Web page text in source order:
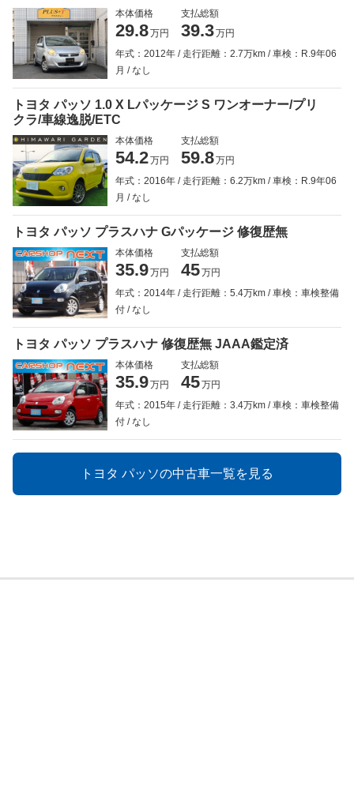
本体価格
29.8万円
支払総額
39.3万円
年式：2012年
走行距離：2.7万km
車検：R.9年06
月
なし
トヨタ パッソ 1.0 X Lパッケージ S ワンオーナー/プリ
クラ/車線逸脱/ETC
本体価格
54.2万円
支払総額
59.8万円
年式：2016年
走行距離：6.2万km
車検：R.9年06
月
なし
トヨタ パッソ プラスハナ Gパッケージ 修復歴無
本体価格
35.9万円
支払総額
45万円
年式：2014年
走行距離：5.4万km
車検：車検整備
付
なし
トヨタ パッソ プラスハナ 修復歴無 JAAA鑑定済
本体価格
35.9万円
支払総額
45万円
年式：2015年
走行距離：3.4万km
車検：車検整備
付
なし
トヨタ パッソの中古車一覧を見る